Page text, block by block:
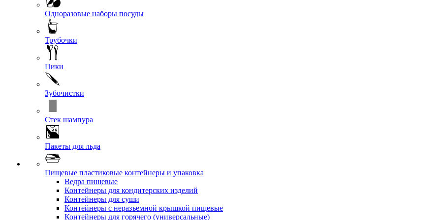
Одноразовые наборы посуды
Трубочки
Пики
Зубочистки
Стек шампура
Пакеты для льда
Пищевые пластиковые контейнеры и упаковка
Ведра пищевые
Контейнеры для кондитерских изделий
Контейнеры для суши
Контейнеры с неразъемной крышкой пищевые
Контейнеры для горячего (универсальные)